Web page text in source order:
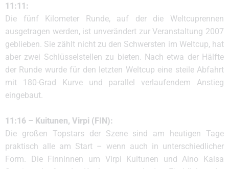
11:11:
Die fünf Kilometer Runde, auf der die Weltcuprennen
ausgetragen werden, ist unverändert zur Veranstaltung 2007
geblieben. Sie zählt nicht zu den Schwersten im Weltcup, hat
aber zwei Schlüsselstellen zu bieten. Nach etwa der Hälfte
der Runde wurde für den letzten Weltcup eine steile Abfahrt
mit 180-Grad Kurve und parallel verlaufendem Anstieg
eingebaut.
11:16 – Kuitunen, Virpi (FIN):
Die großen Topstars der Szene sind am heutigen Tage
praktisch alle am Start – wenn auch in unterschiedlicher
Form. Die Finninnen um Virpi Kuitunen und Aino Kaisa